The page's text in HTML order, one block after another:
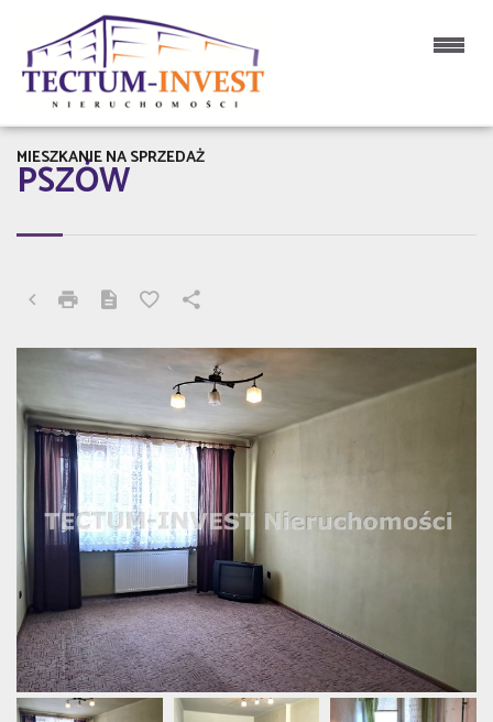
PSZÓW
MIESZKANIE NA SPRZEDAŻ